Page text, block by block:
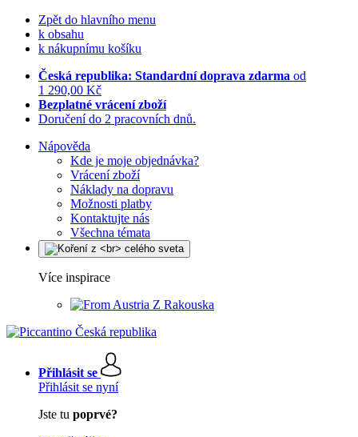
Zpět do hlavního menu
k obsahu
k nákupnímu košíku
Česká republika: Standardní doprava zdarma od
1 290,00 Kč
Bezplatné vrácení zboží
Doručení do 2 pracovních dnů.
Nápověda
Kde je moje objednávka?
Vrácení zboží
Náklady na dopravu
Možnosti platby
Kontaktujte nás
Všechna témata
Více inspirace
Z Rakouska
Přihlásit se
Přihlásit se nyní
Jste tu poprvé?